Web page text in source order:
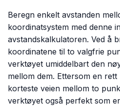
Beregn enkelt avstanden
koordinatsystem med denne
avstandskalkulatoren. Ved å
koordinatene til to valgfrie
verktøyet umiddelbart den
mellom dem. Ettersom en
korteste veien mellom to
verktøyet også perfekt som